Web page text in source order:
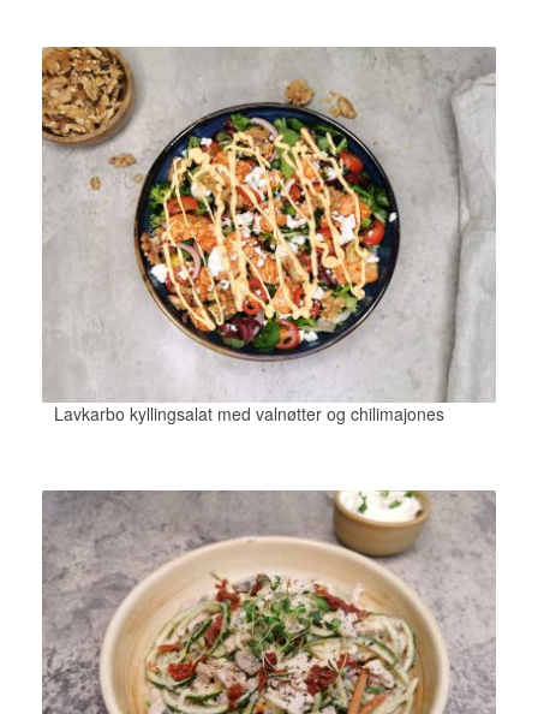
Lavkarbo kyllingsalat med valnøtter og chilimajones